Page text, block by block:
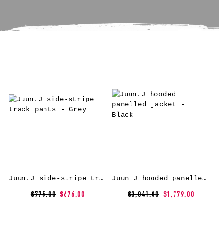
Juun.J side-stripe track pants – Grey
$775.00 $676.00
Juun.J hooded panelled jacket – Black
$3,041.00 $1,779.00